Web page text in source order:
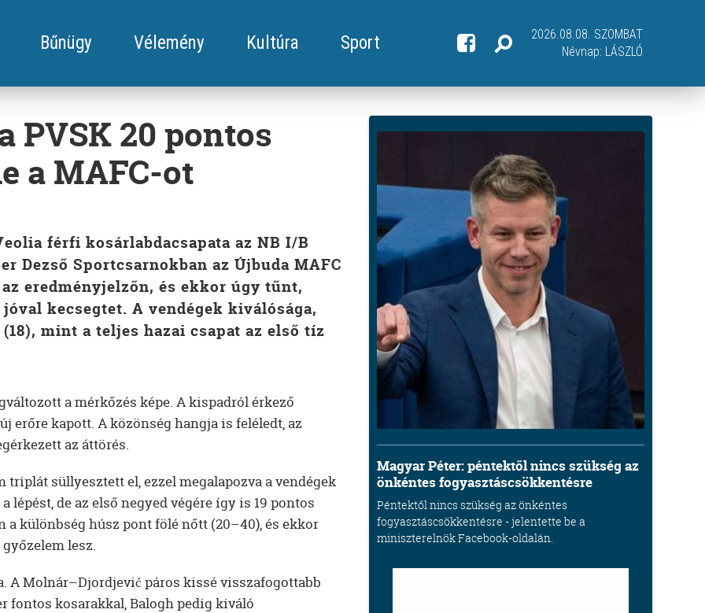
Bűnügy Vélemény Kultúra Sport
2026.08.08. SZOMBAT
Névnap: LÁSZLÓ
PVSK 20 pontos
a MAFC-ot
férfi kosárlabdacsapata az NB I/B
Dezső Sportcsarnokban az Újbuda MAFC
eredményjelzőn, és ekkor úgy tűnt,
kecsegtet. A vendégek kiválósága,
mint a teljes hazai csapat az első tíz
a mérkőzés képe. A kispadról érkező
erőre kapott. A közönség hangja is feléledt, az
az áttörés.
süllyesztett el, ezzel megalapozva a vendégek
de az első negyed végére így is 19 pontos
különbség húsz pont fölé nőtt (20–40), és ekkor
lesz.
A Molnár–Djordjević páros kissé visszafogottabb
fontos kosarakkal, Balogh pedig kiváló
Magyar Péter: péntektől nincs szükség az
önkéntes fogyasztáscsökkentésre
Péntektől nincs szükség az önkéntes
fogyasztáscsökkentésre - jelentette be a
miniszterelnök Facebook-oldalán.